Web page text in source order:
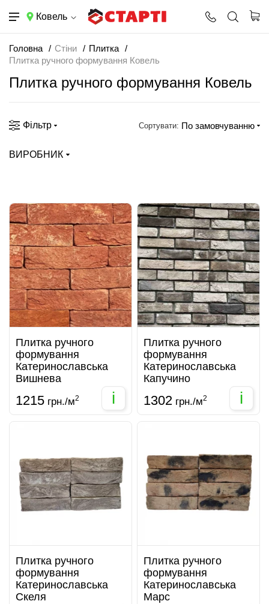
Ковель
Головна Стіни
Плитка
Плитка ручного формування Ковель
Плитка ручного формування Ковель
Фільтр Сортувати: По замовчуванню
ВИРОБНИК
Плитка ручного
формування
Катеринославська
Вишнева
1215 грн./м2 i
Плитка ручного
формування
Катеринославська
Капучино
1302 грн./м2 i
Плитка ручного
формування
Катеринославська
Скеля
Плитка ручного
формування
Катеринославська
Марс